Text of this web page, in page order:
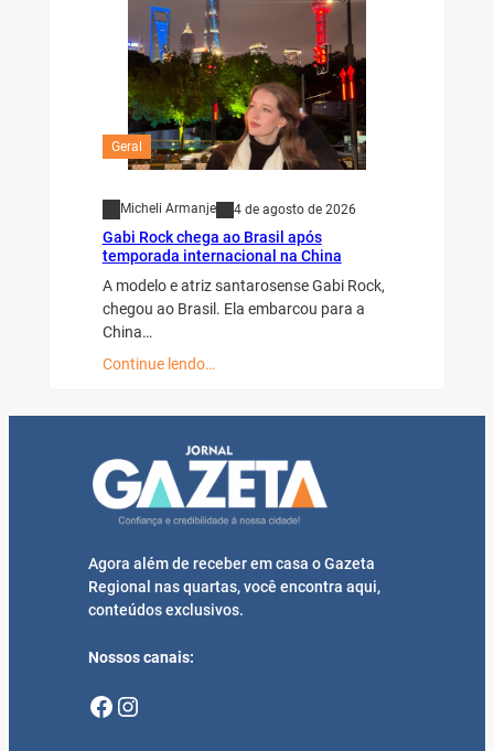
Geral
Micheli Armanje 4 de agosto de 2026
Gabi Rock chega ao Brasil após
temporada internacional na China
A modelo e atriz santarosense Gabi Rock,
chegou ao Brasil. Ela embarcou para a
China…
Continue lendo…
Agora além de receber em casa o Gazeta
Regional nas quartas, você encontra aqui,
conteúdos exclusivos.
Nossos canais:
Facebook Instagram